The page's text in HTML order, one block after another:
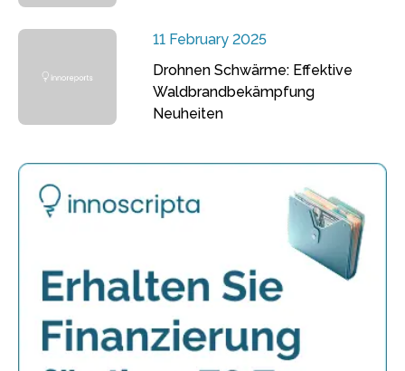
11 February 2025
Drohnen Schwärme: Effektive
Waldbrandbekämpfung
Neuheiten